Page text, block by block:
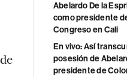
Abelardo De la
como presidente
Congreso en Cali
En vivo: Así
posesión de
presidente de